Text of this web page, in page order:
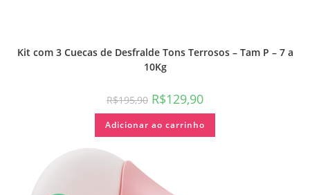
Kit com 3 Cuecas de Desfralde Tons Terrosos – Tam P – 7 a
10Kg
R$195,90 R$129,90
Adicionar ao carrinho